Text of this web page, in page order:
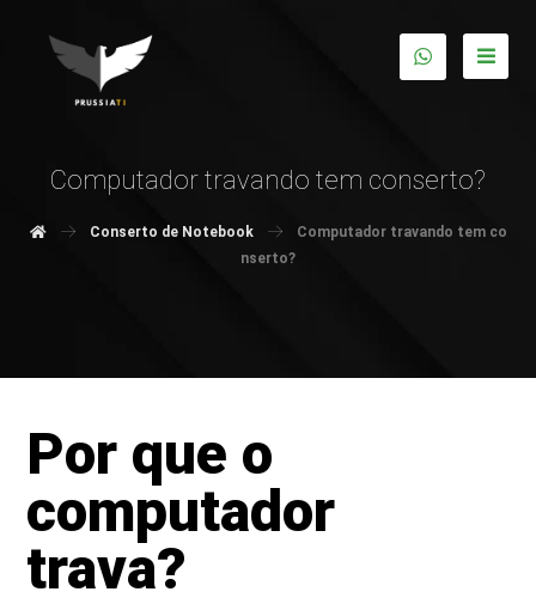
Computador travando tem conserto?
Conserto de Notebook
Computador travando tem co
nserto?
Por que o
computador
trava?